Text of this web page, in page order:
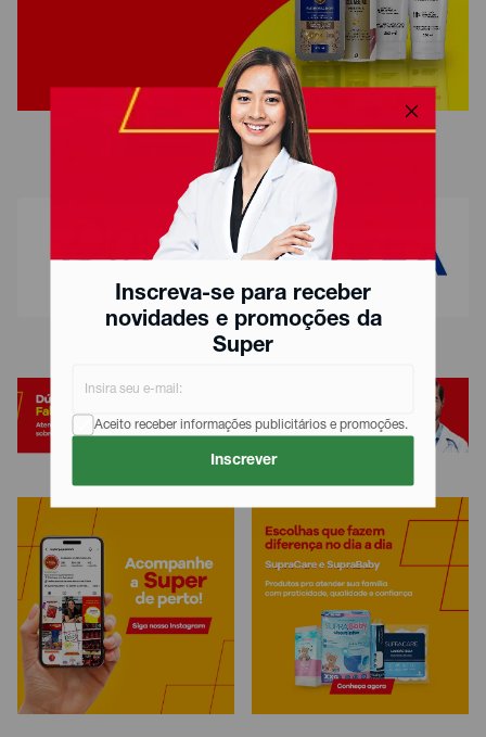
Inscreva-se para receber
novidades e promoções da
Super
Aceito receber informações publicitários e promoções.
Inscrever